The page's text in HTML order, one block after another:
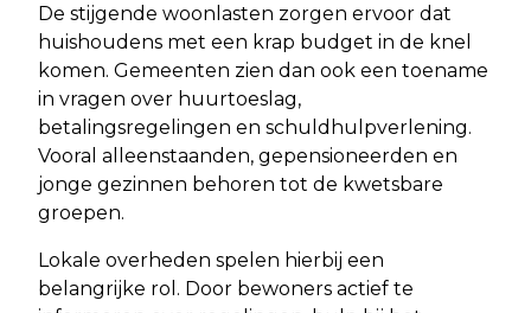
De stijgende woonlasten zorgen ervoor dat
huishoudens met een krap budget in de knel
komen. Gemeenten zien dan ook een toename
in vragen over huurtoeslag,
betalingsregelingen en schuldhulpverlening.
Vooral alleenstaanden, gepensioneerden en
jonge gezinnen behoren tot de kwetsbare
groepen.
Lokale overheden spelen hierbij een
belangrijke rol. Door bewoners actief te